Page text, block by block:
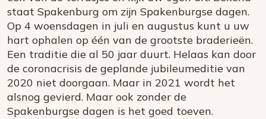
staat Spakenburg om zijn Spakenburgse dagen.
Op 4 woensdagen in juli en augustus kunt u uw
hart ophalen op één van de grootste braderieën.
Een traditie die al 50 jaar duurt. Helaas kan door
de coronacrisis de geplande jubileumeditie van
2020 niet doorgaan. Maar in 2021 wordt het
alsnog gevierd. Maar ook zonder de
Spakenburgse dagen is het goed toeven.